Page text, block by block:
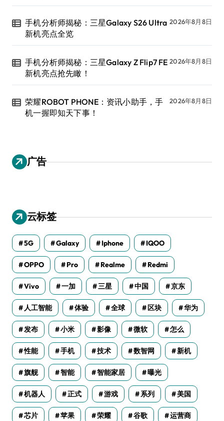
手机分析师揭秘：三星Galaxy S26 Ultra
新机亮点全览
2026年8月8日
手机分析师揭秘：三星Galaxy Z Flip7 FE
新机亮点抢先瞰！
2026年8月8日
荣耀ROBOT PHONE：资讯小助手，手
机一握即知天下事！
2026年8月8日
广告
云标签
5G Galaxy Iphone IQOO
OPPO Pro Realme Redmi
Vivo 一加 三星 中国 京东
人工智能 体验 全球 区块 华为
发布 小米 影像 微软 怎么
性能 手机 技术 数智网 新机
旗舰 智能 智能家居 曝光
机器人 正式 游戏 系列 美国
芯片 苹果 荣耀 谷歌 运营商